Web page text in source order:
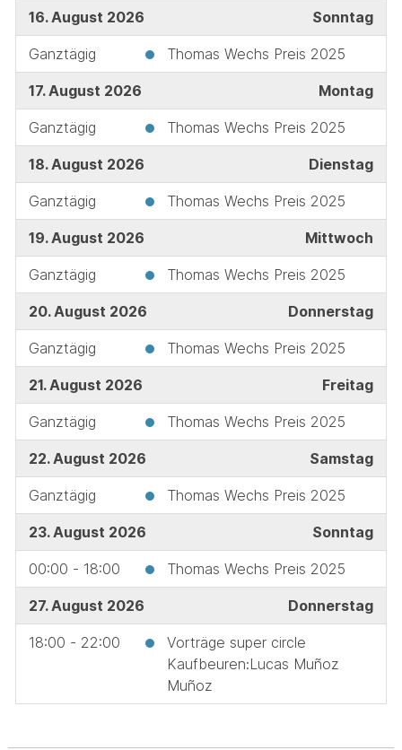
16. August 2026 Sonntag
Ganztägig Thomas Wechs Preis 2025
17. August 2026 Montag
Ganztägig Thomas Wechs Preis 2025
18. August 2026 Dienstag
Ganztägig Thomas Wechs Preis 2025
19. August 2026 Mittwoch
Ganztägig Thomas Wechs Preis 2025
20. August 2026 Donnerstag
Ganztägig Thomas Wechs Preis 2025
21. August 2026 Freitag
Ganztägig Thomas Wechs Preis 2025
22. August 2026 Samstag
Ganztägig Thomas Wechs Preis 2025
23. August 2026 Sonntag
00:00 - 18:00 Thomas Wechs Preis 2025
27. August 2026 Donnerstag
18:00 - 22:00
Vorträge super circle
Kaufbeuren:Lucas Muñoz
Muñoz